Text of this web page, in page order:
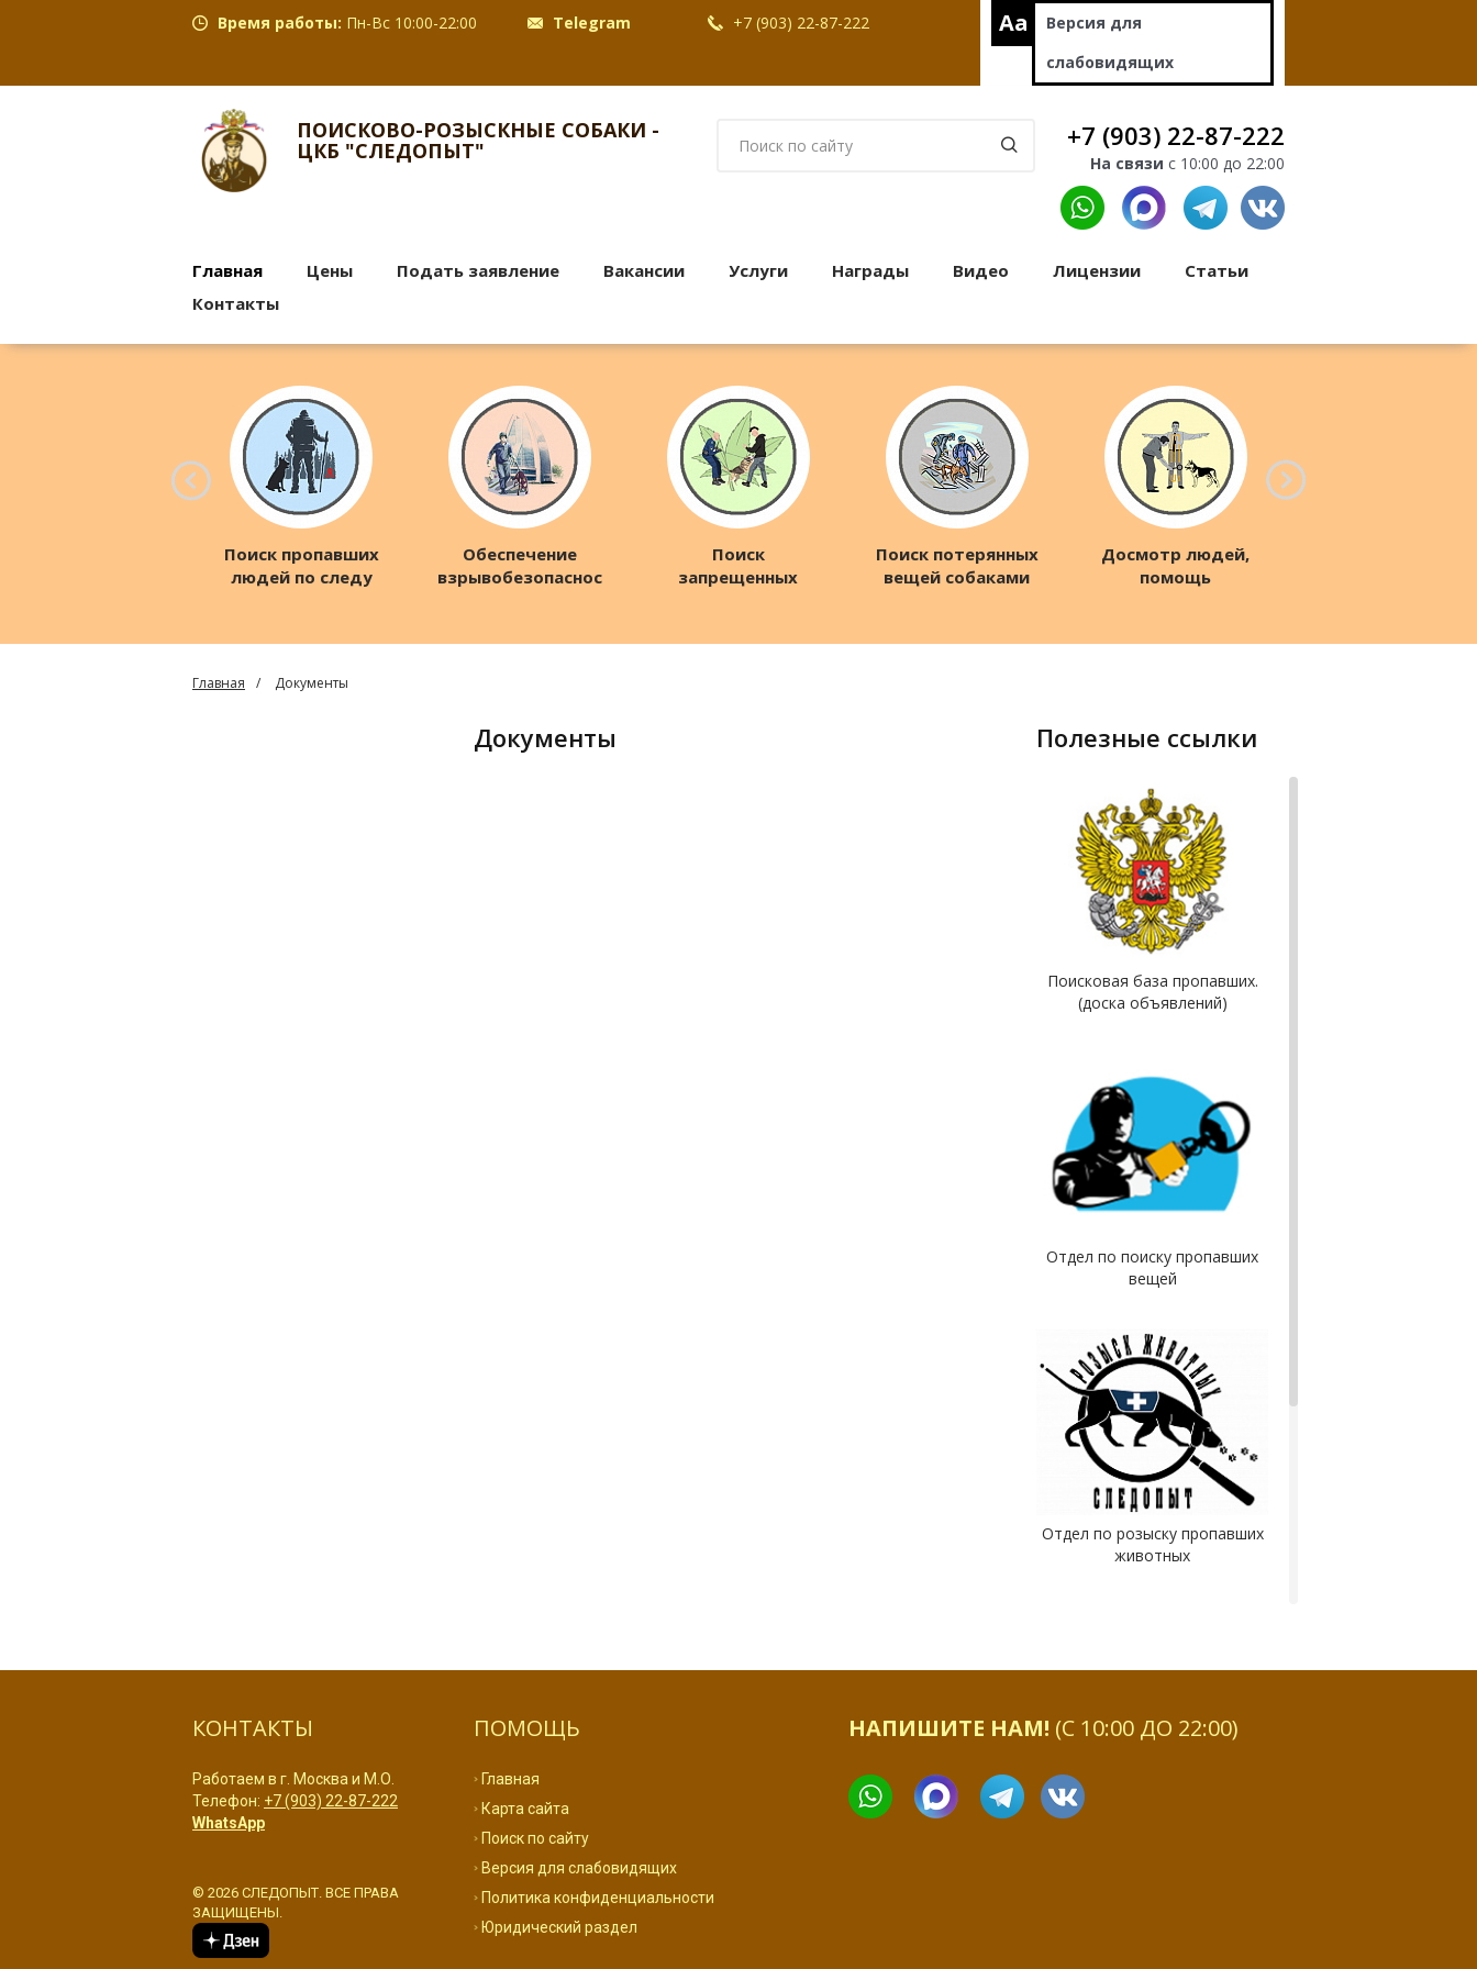
Время работы: Пн-Вс 10:00-22:00 Telegram +7 (903) 22-87-222 Aa
Версия для
слабовидящих
ПОИСКОВО-РОЗЫСКНЫЕ СОБАКИ -
ЦКБ "СЛЕДОПЫТ" +7 (903) 22-87-222
На связи с 10:00 до 22:00
Главная Цены Подать заявление Вакансии Услуги Награды Видео Лицензии
Статьи
Контакты
Поиск пропавших
людей по следу
Обеспечение
взрывобезопасности
Поиск
запрещенных
Поиск потерянных
вещей собаками
Досмотр людей,
помощь
Главная Документы
Документы полезные ссылки
Поисковая база пропавших.
(доска объявлений)
Отдел по поиску пропавших
вещей
Отдел по розыску пропавших
животных
НАПИШИТЕ НАМ! (С 10:00 ДО 22:00)
ПОМОЩЬ
Главная
Карта сайта
Поиск по сайту
Версия для слабовидящих
Политика конфиденциальности
Юридический раздел
КОНТАКТЫ
Работаем в г. Москва и М.О.
Телефон: +7 (903) 22-87-222
WhatsApp
© 2026 СЛЕДОПЫТ. ВСЕ ПРАВА
ЗАЩИЩЕНЫ.